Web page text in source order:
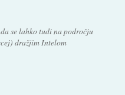
se lahko tudi na področju
dražjim Intelom